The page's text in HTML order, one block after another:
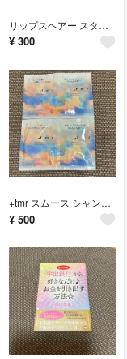
リップスヘアー スタイリストシャンプー&トリートメント サンプル
¥ 300
+tmr スムース シャンプー&トリートメント サンプルセット 2個
¥ 500